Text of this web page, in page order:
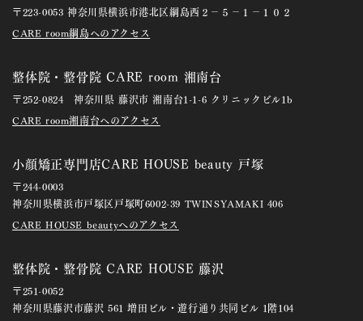
〒223-0053 神奈川県横浜市港北区綱島西２－５－１－１０２
CARE room綱島へのアクセス
整体院・整骨院 CARE room 湘南台
〒252-0824 神奈川県 藤沢市 湘南台1-1-6 クリニックビル1b
CARE room湘南台へのアクセス
小顔矯正専門店CARE HOUSE beauty 戸塚
〒244-0003
神奈川県横浜市戸塚区戸塚町6002-39 TWINSYAMAKI 406
CARE HOUSE beautyへのアクセス
整体院・整骨院 CARE HOUSE 藤沢
〒251-0052
神奈川県藤沢市藤沢 561 増田ビル・遊行通り共同ビル 1階104